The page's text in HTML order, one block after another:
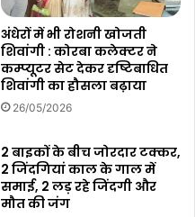
अंधेरों में भी रोशनी खोजती
शिवांगी : कोरबा कलेक्टर ने
कम्प्यूटर सेट देकर दृष्टिबाधित
शिवांगी का हौसला बढ़ाया
26/05/2026
2 बाइकों के बीच जोरदार टक्कर,
2 जिंदगियां काल के गाल में
समाई, 2 लड़ रहे जिंदगी और
मौत की जंग